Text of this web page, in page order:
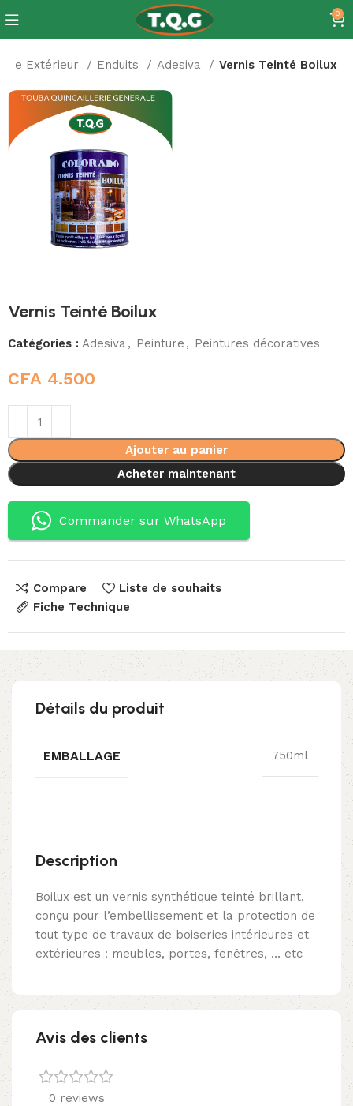
0
Extérieur Enduits Adesiva Vernis Teinté Boilux
Vernis Teinté Boilux
Catégories : Adesiva , Peinture , Peintures décoratives
CFA 4.500
Ajouter au panier
Acheter maintenant
Commander sur WhatsApp
Compare
Liste de souhaits
Fiche Technique
Détails du produit
EMBALLAGE 750ml
Description
Boilux est un vernis synthétique teinté brillant,
conçu pour l’embellissement et la protection de
tout type de travaux de boiseries intérieures et
extérieures : meubles, portes, fenêtres, … etc
Avis des clients
0 reviews